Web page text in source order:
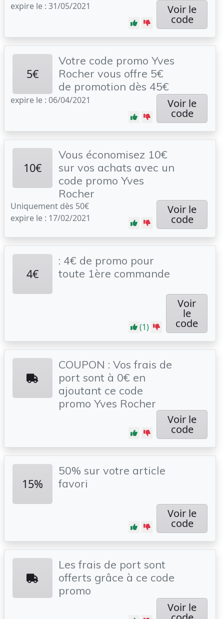
expire le : 31/05/2021 Voir le
code
5€
Votre code promo Yves
Rocher vous offre 5€
de promotion dès 45€
expire le : 06/04/2021 Voir le
code
10€
Vous économisez 10€
sur vos achats avec un
code promo Yves
Rocher
Uniquement dès 50€
expire le : 17/02/2021
Voir le
code
4€
: 4€ de promo pour
toute 1ère commande
(1)
Voir
le
code
COUPON : Vos frais de
port sont à 0€ en
ajoutant ce code
promo Yves Rocher
Voir le
code
15%
50% sur votre article
favori
Voir le
code
Les frais de port sont
offerts grâce à ce code
promo
Voir le